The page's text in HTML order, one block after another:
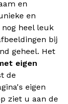
en
en
heel leuk
bij
geheel. Het
eigen
de
eigen
ziet u aan de